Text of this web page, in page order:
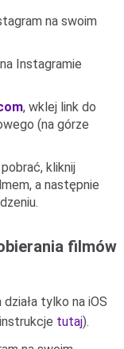
na swoim
Instagramie
, wklej link do
(na górze
kliknij
a następnie
filmów
tylko na iOS
tutaj).